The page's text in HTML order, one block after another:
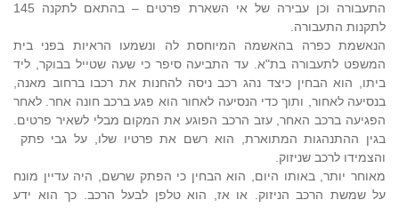
התעבורה וכן עבירה של אי השארת פרטים – בהתאם לתקנה 145
לתקנות התעבורה.
הנאשמת כפרה בהאשמה המיוחסת לה ונשמעו הראיות בפני בית
המשפט לתעבורה בת"א. עד התביעה סיפר כי שעה שטייל בבוקר, ליד
ביתו, הוא הבחין כיצד נהג רכב ניסה להחנות את רכבו ברחוב מאנה,
בנסיעה לאחור, ותוך כדי הנסיעה לאחור הוא פגע ברכב חונה אחר. לאחר
הפגיעה ברכב האחר, עזב הרכב הפוגע את המקום מבלי לשאיר פרטים.
בגין ההתנהגות המתוארת, הוא רשם את פרטיו שלו, על גבי פתק
והצמידו לרכב שניזוק.
מאוחר יותר, באותו היום, הוא הבחין כי הפתק שרשם, היה עדיין מונח
על שמשת הרכב הניזוק. או אז, הוא טלפן לבעל הרכב. כך הוא ידע